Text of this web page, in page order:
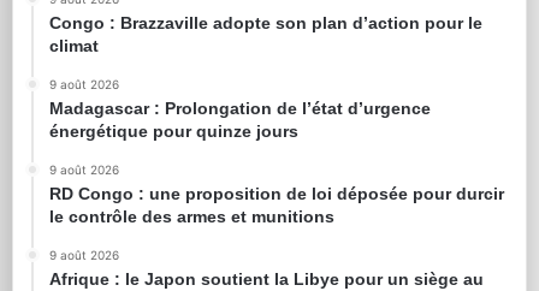
Congo : Brazzaville adopte son plan d’action pour le
climat
9 août 2026
Madagascar : Prolongation de l’état d’urgence
énergétique pour quinze jours
9 août 2026
RD Congo : une proposition de loi déposée pour durcir
le contrôle des armes et munitions
9 août 2026
Afrique : le Japon soutient la Libye pour un siège au